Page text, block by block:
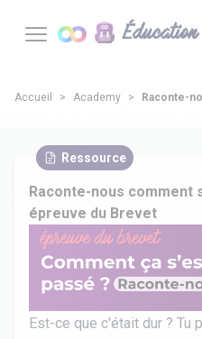
Éducation
Accueil Academy Raconte-
Ressource
Raconte-nous comment
épreuve du Brevet
Est-ce que c'était dur ? Tu